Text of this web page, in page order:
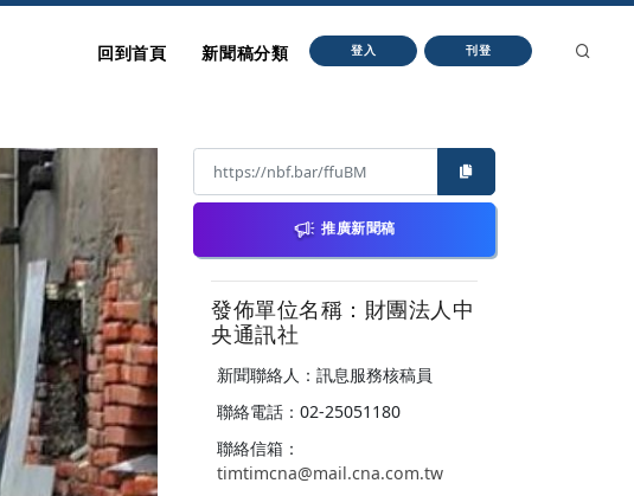
回到首頁 新聞稿分類 登入 刊登
推廣新聞稿
發佈單位名稱：財團法人中
央通訊社
新聞聯絡人：訊息服務核稿員
聯絡電話：02-25051180
聯絡信箱：
timtimcna@mail.cna.com.tw